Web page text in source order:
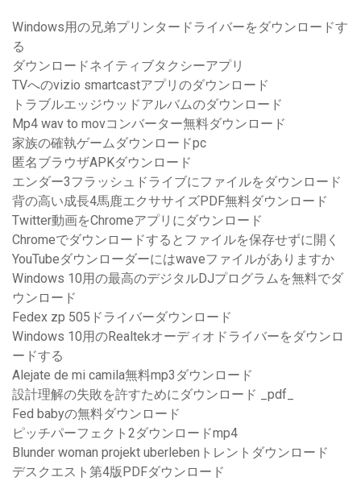
Windows用の兄弟プリンタードライバーをダウンロードす
る
ダウンロードネイティブタクシーアプリ
TVへのvizio smartcastアプリのダウンロード
トラブルエッジウッドアルバムのダウンロード
Mp4 wav to movコンバーター無料ダウンロード
家族の確執ゲームダウンロードpc
匿名ブラウザAPKダウンロード
エンダー3フラッシュドライブにファイルをダウンロード
背の高い成長4馬鹿エクササイズPDF無料ダウンロード
Twitter動画をChromeアプリにダウンロード
Chromeでダウンロードするとファイルを保存せずに開く
YouTubeダウンローダーにはwaveファイルがありますか
Windows 10用の最高のデジタルDJプログラムを無料でダ
ウンロード
Fedex zp 505ドライバーダウンロード
Windows 10用のRealtekオーディオドライバーをダウンロ
ードする
Alejate de mi camila無料mp3ダウンロード
設計理解の失敗を許すためにダウンロード _pdf_
Fed babyの無料ダウンロード
ピッチパーフェクト2ダウンロードmp4
Blunder woman projekt uberlebenトレントダウンロード
デスクエスト第4版PDFダウンロード